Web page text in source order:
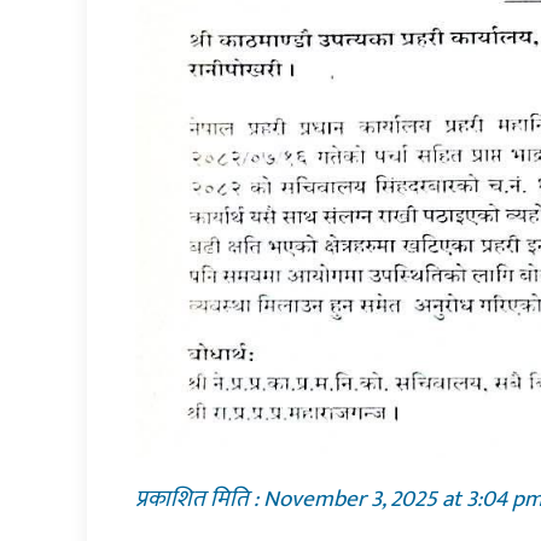
प्रकाशित मिति : November 3, 2025 at 3:04